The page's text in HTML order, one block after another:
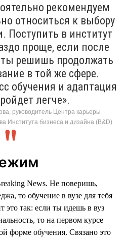
рекомендуем
относиться к выбору
Поступить в институт
проще, если после
решишь продолжать
в той же сфере.
обучения и адаптация
легче».
руководитель Центра карьеры
Института бизнеса и дизайна (B&D)
News. Не поверишь,
то обучение в вузе для тебя
это так: если ты идешь в вуз
то на первом курсе
форме обучения. Связано это